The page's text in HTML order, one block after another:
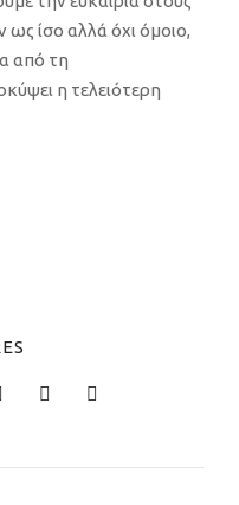
ίσο αλλά όχι όμοιο,
από τη
η τελειότερη